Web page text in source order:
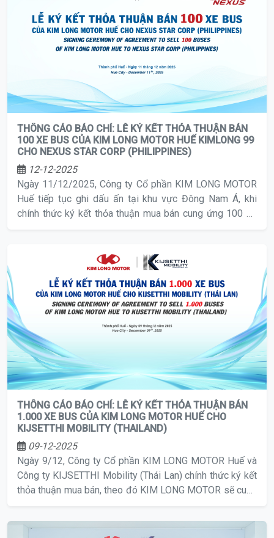
THÔNG CÁO BÁO CHÍ: LỄ KÝ KẾT THỎA THUẬN BÁN
100 XE BUS CỦA KIM LONG MOTOR HUẾ KIMLONG 99
CHO NEXUS STAR CORP (PHILIPPINES)
12-12-2025
Ngày 11/12/2025, Công ty Cổ phần KIM LONG MOTOR
Huế tiếp tục ghi dấu ấn tại khu vực Đông Nam Á, khi
chính thức ký kết thỏa thuận mua bán cung ứng 100 xe
THÔNG CÁO BÁO CHÍ: LỄ KÝ KẾT THỎA THUẬN BÁN
1.000 XE BUS CỦA KIM LONG MOTOR HUẾ CHO
KIJSETTHI MOBILITY (THAILAND)
09-12-2025
Ngày 9/12, Công ty Cổ phần KIM LONG MOTOR Huế và
Công ty KIJSETTHI Mobility (Thái Lan) chính thức ký kết
thỏa thuận mua bán, theo đó KIM LONG MOTOR sẽ cung
KIJSETTHI Mobility